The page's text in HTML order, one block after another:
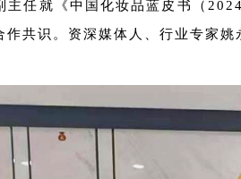
主任就《中国化妆品蓝皮书（
作共识。资深媒体人、行业专家